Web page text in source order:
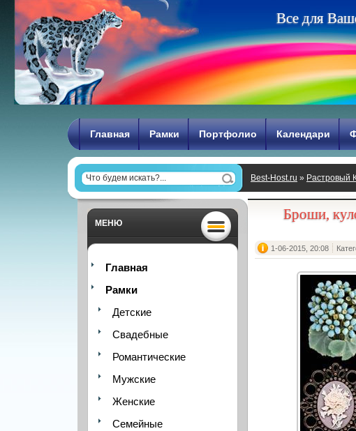
Все для Ваш
Главная Рамки Портфолио Календари
Best-Host.ru » Растровый
МЕНЮ
Главная
Рамки
Детские
Свадебные
Романтические
Мужские
Женские
Семейные
Броши,
1-06-2015, 20:08